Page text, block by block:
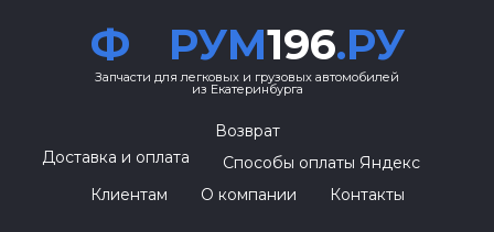
Ф РУМ196.РУ
Запчасти для легковых и грузовых автомобилей
из Екатеринбурга
Возврат
Доставка и оплата
Способы оплаты Яндекс
Клиентам
О компании Контакты